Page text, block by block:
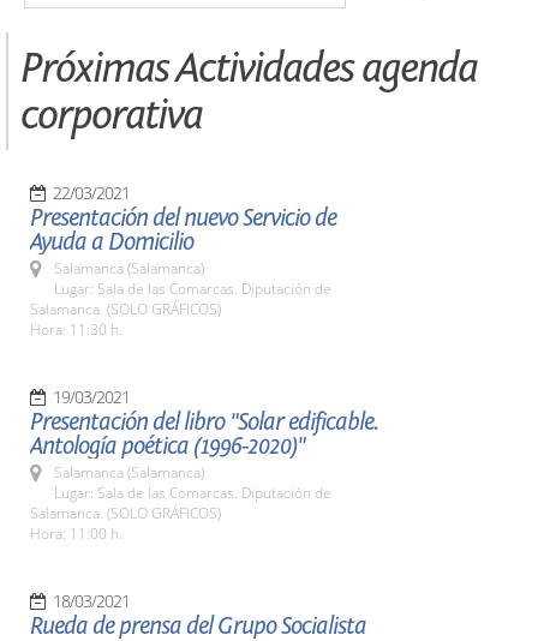
Próximas Actividades agenda
corporativa
22/03/2021
Presentación del nuevo Servicio de
Ayuda a Domicilio
Salamanca (Salamanca)
Lugar: Sala de las Comarcas. Diputación de
Salamanca. (SOLO GRÁFICOS)
Hora: 11:30 h.
19/03/2021
Presentación del libro "Solar edificable.
Antología poética (1996-2020)"
Salamanca (Salamanca)
Lugar: Sala de las Comarcas. Diputación de
Salamanca. (SOLO GRÁFICOS)
Hora: 11:00 h.
18/03/2021
Rueda de prensa del Grupo Socialista